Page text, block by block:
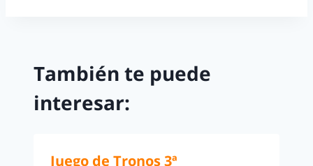
También te puede
interesar:
Juego de Tronos 3ª